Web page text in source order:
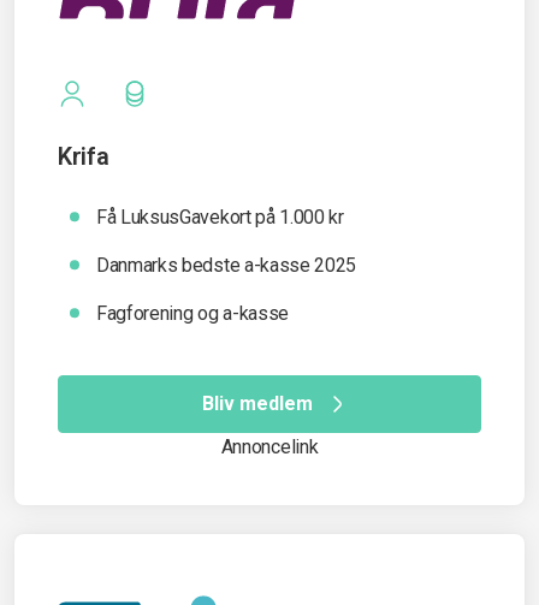
Krifa
Få LuksusGavekort på 1.000 kr
Danmarks bedste a-kasse 2025
Fagforening og a-kasse
Bliv medlem
Annoncelink